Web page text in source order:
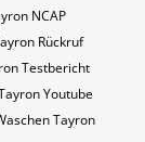
NCAP
Rückruf
Testbericht
Youtube
Tayron